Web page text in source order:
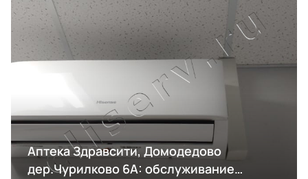
Аптека Здравсити, Домодедово
дер.Чурилково 6А: обслуживание